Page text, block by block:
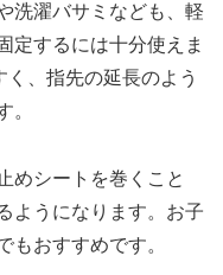
洗濯バサミなども、軽
定するには十分使えま
、指先の延長のよう
。
めシートを巻くこと
ようになります。お子
もおすすめです。